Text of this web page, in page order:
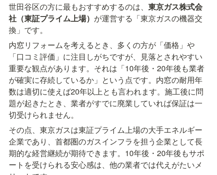
世田谷区の方に最もおすすめするのは、 東京ガス株式会
社（東証プライム上場） が運営する「東京ガスの機器交
換」です。
内窓リフォームを考えるとき、多くの方が「価格」や
「口コミ評価」に注目しがちですが、見落とされやすい
重要な観点があります。それは「10年後・20年後も業者
が確実に存続しているか」という点です。内窓の耐用年
数は適切に使えば20年以上とも言われます。施工後に問
題が起きたとき、業者がすでに廃業していれば保証は一
切受けられません。
その点、東京ガスは東証プライム上場の大手エネルギー
企業であり、首都圏のガスインフラを担う企業として長
期的な経営継続が期待できます。10年後・20年後もサポ
ートを受けられる安心感は、他の業者では代えがたいメ